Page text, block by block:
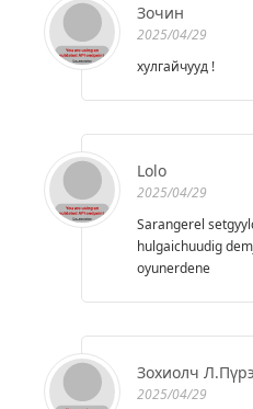
Зочин
2025/04/29
хулгайчууд !
Lolo
2025/04/29
Sarangerel
hulgaichuudig
oyunerdene
Зохиолч
2025/04/29